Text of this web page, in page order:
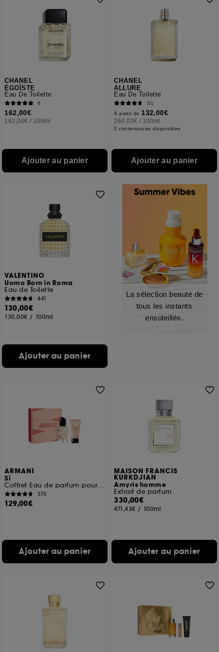
CHANEL
ÉGOÏSTE
Eau De Toilette
6
162,00€
162,00€ / 100ml
Ajouter au panier
CHANEL
ALLURE
Eau De Toilette
31
À partir de 132,00€
264,00€ / 100ml
2 contenances disponibles
Ajouter au panier
VALENTINO
Uomo Born in Roma
Eau de Toilette
441
130,00€
130,00€ / 100ml
Ajouter au panier
La sélection beauté de
tous les instants
ensoleillés.
ARMANI
Sì
Coffret Eau de parfum pour femme
370
129,00€
Ajouter au panier
MAISON FRANCIS
KURKDJIAN
Amyris homme
Extrait de parfum
330,00€
471,43€ / 100ml
Ajouter au panier